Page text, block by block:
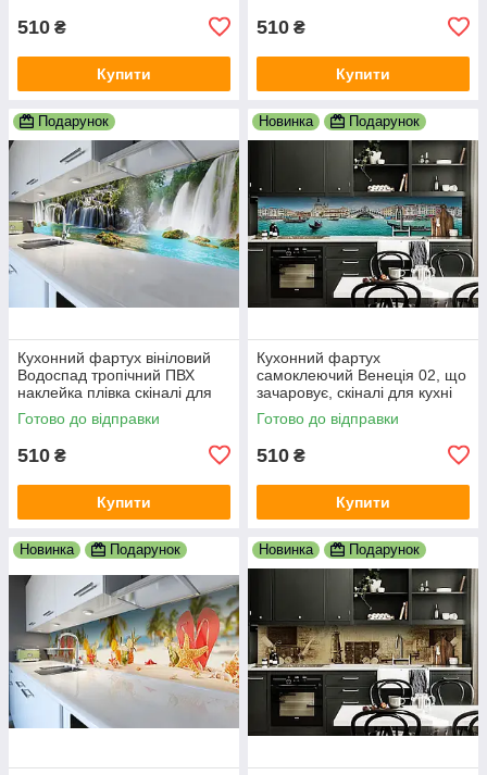
510 ₴
Купити
510 ₴
Купити
Подарунок
Кухонний фартух вініловий
Водоспад тропічний ПВХ
наклейка плівка скіналі для
кухні блакитний 600х2000 мм
Готово до відправки
510 ₴
Купити
Новинка Подарунок
Кухонний фартух
самоклеючий Венеція 02, що
зачаровує, скіналі для кухні
наклейка ПВХ гондоли
600х2000 мм
Готово до відправки
510 ₴
Купити
Новинка Подарунок Новинка Подарунок